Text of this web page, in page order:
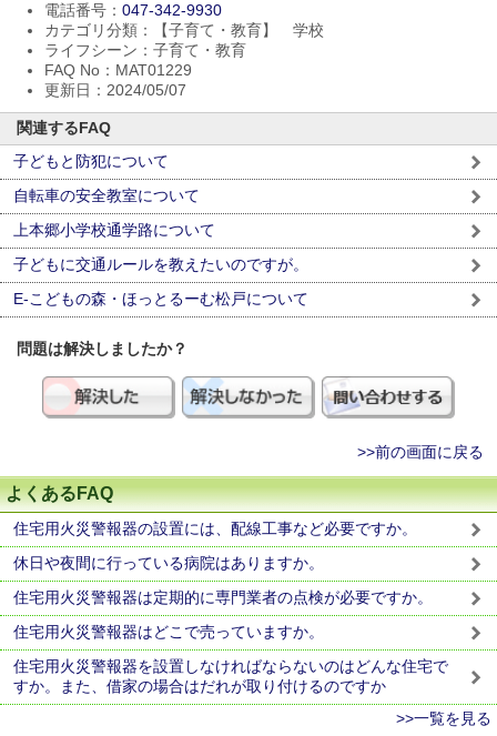
電話番号： 047-342-9930
カテゴリ分類：【子育て・教育】 学校
ライフシーン：子育て・教育
FAQ No：MAT01229
更新日：2024/05/07
関連するFAQ
子どもと防犯について
自転車の安全教室について
上本郷小学校通学路について
子どもに交通ルールを教えたいのですが。
E-こどもの森・ほっとるーむ松戸について
問題は解決しましたか？
>>前の画面に戻る
よくあるFAQ
住宅用火災警報器の設置には、配線工事など必要ですか。
休日や夜間に行っている病院はありますか。
住宅用火災警報器は定期的に専門業者の点検が必要ですか。
住宅用火災警報器はどこで売っていますか。
住宅用火災警報器を設置しなければならないのはどんな住宅で
すか。また、借家の場合はだれが取り付けるのですか
>>一覧を見る